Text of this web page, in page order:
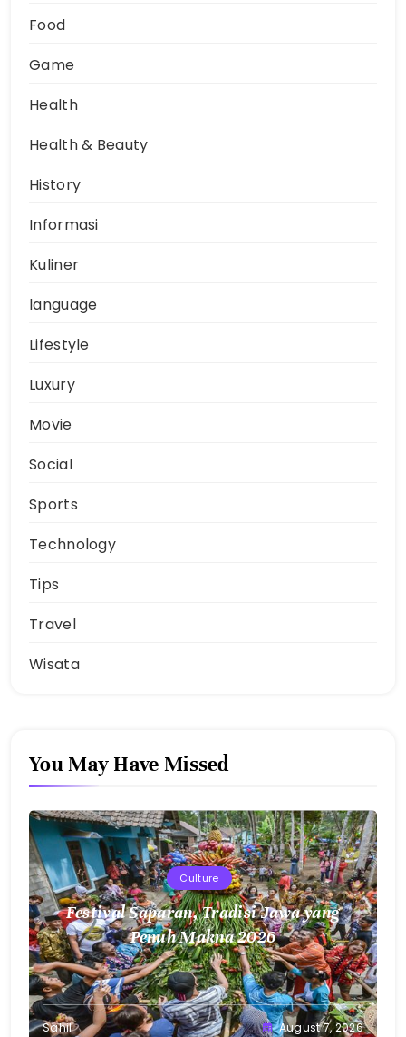
Food
Game
Health
Health & Beauty
History
Informasi
Kuliner
language
Lifestyle
Luxury
Movie
Social
Sports
Technology
Tips
Travel
Wisata
You May Have Missed
Culture
Festival Saparan, Tradisi Jawa yang
Penuh Makna 2026
Sahil August 7, 2026